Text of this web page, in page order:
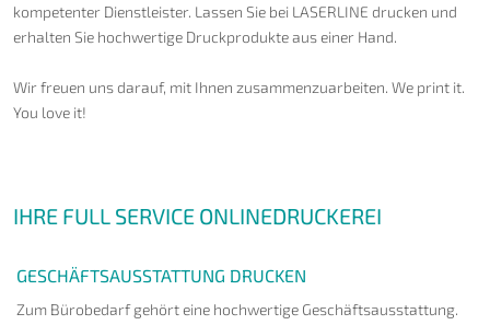
kompetenter Dienstleister. Lassen Sie bei LASERLINE drucken und
erhalten Sie hochwertige Druckprodukte aus einer Hand.
Wir freuen uns darauf, mit Ihnen zusammenzuarbeiten. We print it.
You love it!
IHRE FULL SERVICE ONLINEDRUCKEREI
GESCHÄFTSAUSSTATTUNG DRUCKEN
Zum Bürobedarf gehört eine hochwertige Geschäftsausstattung.